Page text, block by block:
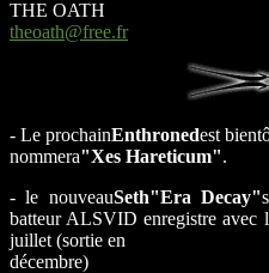
THE OATH
theoath@free.fr
- Le prochainEnthronedest
nommera"Xes Hareticum".
- le nouveauSeth"Era Decay"
batteur ALSVID enregistre avec
juillet (sortie en
décembre)